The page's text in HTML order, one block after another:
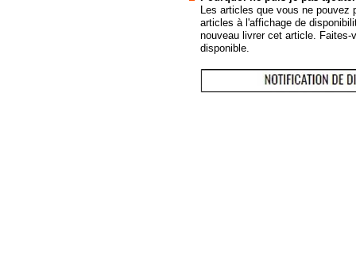
Les articles que vous ne pouvez
articles à l'affichage de
nouveau livrer cet article.
disponible.